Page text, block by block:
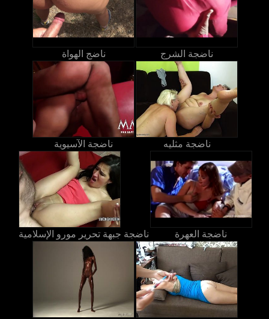
ناضج الهواة ناضجة الشرج
ناضجة الآسيوية ناضجة مثليه
ناضجة جبهة تحرير مورو الإسلامية ناضجة العهرة